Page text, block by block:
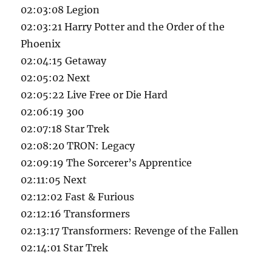
02:03:08 Legion
02:03:21 Harry Potter and the Order of the
Phoenix
02:04:15 Getaway
02:05:02 Next
02:05:22 Live Free or Die Hard
02:06:19 300
02:07:18 Star Trek
02:08:20 TRON: Legacy
02:09:19 The Sorcerer’s Apprentice
02:11:05 Next
02:12:02 Fast & Furious
02:12:16 Transformers
02:13:17 Transformers: Revenge of the Fallen
02:14:01 Star Trek